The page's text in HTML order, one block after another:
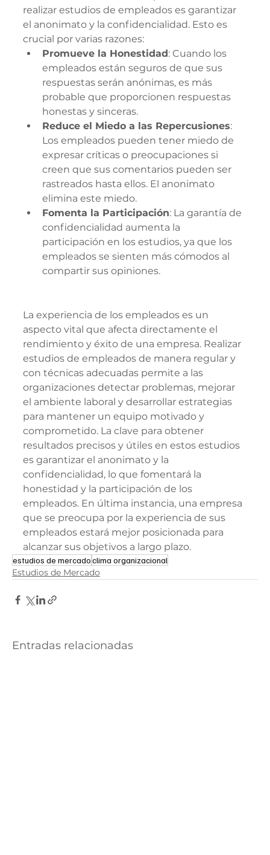
realizar estudios de empleados es garantizar
el anonimato y la confidencialidad. Esto es
crucial por varias razones:
Promueve la Honestidad : Cuando los
empleados están seguros de que sus
respuestas serán anónimas, es más
probable que proporcionen respuestas
honestas y sinceras.
Reduce el Miedo a las Repercusiones:
Los empleados pueden tener miedo de
expresar críticas o preocupaciones si
creen que sus comentarios pueden ser
rastreados hasta ellos. El anonimato
elimina este miedo.
Fomenta la Participación: La garantía de
confidencialidad aumenta la
participación en los estudios, ya que los
empleados se sienten más cómodos al
compartir sus opiniones.
La experiencia de los empleados es un
aspecto vital que afecta directamente el
rendimiento y éxito de una empresa. Realizar
estudios de empleados de manera regular y
con técnicas adecuadas permite a las
organizaciones detectar problemas, mejorar
el ambiente laboral y desarrollar estrategias
para mantener un equipo motivado y
comprometido. La clave para obtener
resultados precisos y útiles en estos estudios
es garantizar el anonimato y la
confidencialidad, lo que fomentará la
honestidad y la participación de los
empleados. En última instancia, una empresa
que se preocupa por la experiencia de sus
empleados estará mejor posicionada para
alcanzar sus objetivos a largo plazo.
estudios de mercadoclima organizacional
Estudios de Mercado
Entradas relacionadas